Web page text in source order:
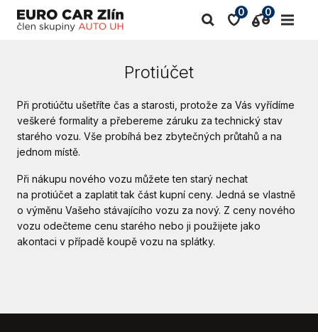
0 0
Protiúčet
Při protiúčtu ušetříte čas a starosti, protože za Vás vyřídíme
veškeré formality a přebereme záruku za technický stav
starého vozu. Vše probíhá bez zbytečných průtahů a na
jednom místě.
Při nákupu nového vozu můžete ten starý nechat
na protiúčet a zaplatit tak část kupní ceny. Jedná se vlastně
o výměnu Vašeho stávajícího vozu za nový. Z ceny nového
vozu odečteme cenu starého nebo ji použijete jako
akontaci v případě koupě vozu na splátky.